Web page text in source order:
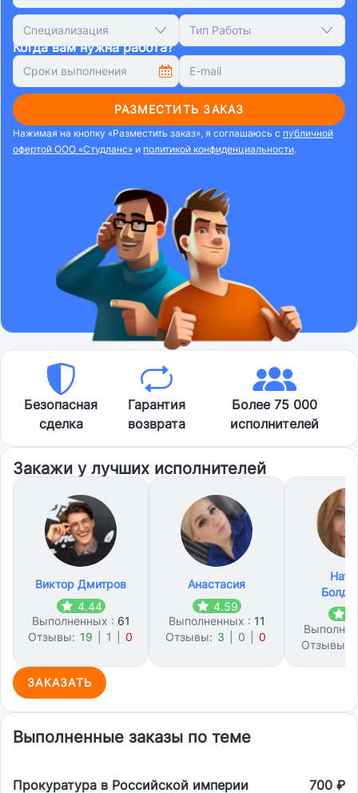
Специализация Тип Работы
Когда вам нужна работа?
РАЗМЕСТИТЬ ЗАКАЗ
Нажимая на кнопку «Разместить заказ», я соглашаюсь с публичной
офертой ООО «Студланс» и политикой конфиденциальности.
Безопасная
сделка
Гарантия
возврата
Более 75 000
исполнителей
Закажи у лучших исполнителей
Виктор Дмитров
4.44
Выполненных : 61
Отзывы: 19 1 0
Анастасия
4.59
Выполненных : 11
Отзывы: 3 0 0
Отзывы:
ЗАКАЗАТЬ
Выполненные заказы по теме
Прокуратура в Российской империи
700 ₽